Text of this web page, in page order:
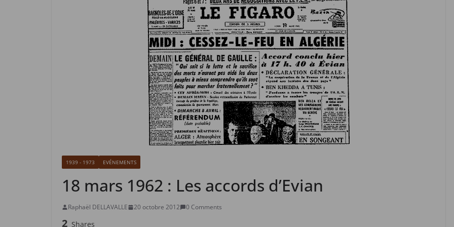
1939 - 1973 EVÉNEMENTS
18 mars 1962 : Les accords d’Evian
Raphaël DELLAVALLE 20 octobre 2012 0 Comments
2 Shares